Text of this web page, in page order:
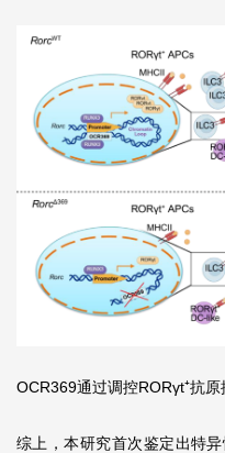
OCR369通过调控RORγt⁺抗
综上，本研究首次鉴定出特